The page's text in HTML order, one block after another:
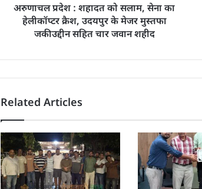
अरुणाचल प्रदेश : शहादत को सलाम, सेना का
हेलीकॉप्टर क्रैश, उदयपुर के मेजर मुस्तफा
जकीउद्दीन सहित चार जवान शहीद
Related Articles